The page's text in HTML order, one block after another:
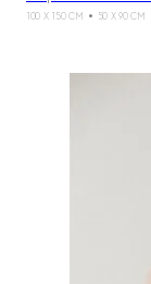
100 X 150 СМ 50 X 90 СМ